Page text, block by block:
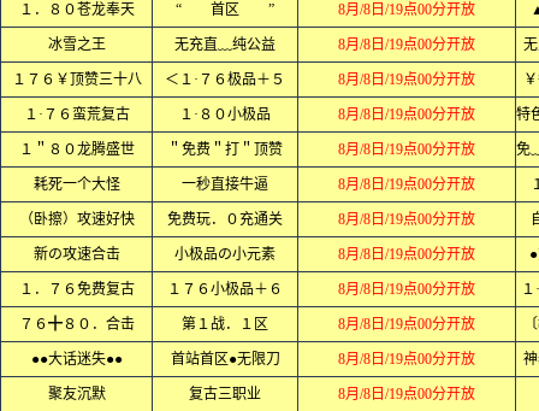
１．８０苍龙奉天 “ 首区 ” 8月/8日/19点00分开放
冰雪之王 无充直﹏纯公益 8月/8日/19点00分开放
１７６￥顶赞三十八 ＜１·７６极品＋５ 8月/8日/19点00分开放
１·７６蛮荒复古 １·８０小极品 8月/8日/19点00分开放
１＂８０龙腾盛世 ＂免费＂打＂顶赞 8月/8日/19点00分开放
耗死一个大怪 一秒直接牛逼 8月/8日/19点00分开放
（卧擦）攻速好快 免费玩．０充通关 8月/8日/19点00分开放
新の攻速合击 小极品の小元素 8月/8日/19点00分开放
１．７６免费复古 １７６小极品＋６ 8月/8日/19点00分开放
７６╋８０．合击 第１战．１区 8月/8日/19点00分开放
●●大话迷失●● 首站首区●无限刀 8月/8日/19点00分开放
聚友沉默 复古三职业 8月/8日/19点00分开放